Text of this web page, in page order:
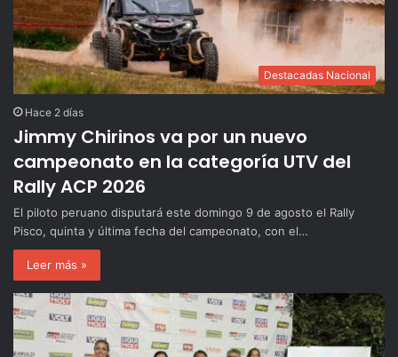
Destacadas Nacional
Hace 2 días
Jimmy Chirinos va por un nuevo
campeonato en la categoría UTV del
Rally ACP 2026
El piloto peruano disputará este domingo 9 de agosto el Rally
Pisco, quinta y última fecha del campeonato, con el…
Leer más »